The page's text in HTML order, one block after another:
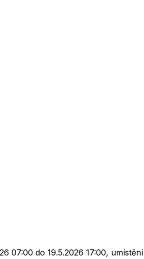
07:00 do 19.5.2026 17:00, umístění